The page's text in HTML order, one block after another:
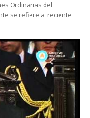
Ordinarias del
se refiere al reciente